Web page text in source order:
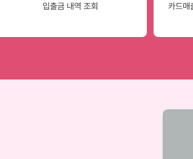
이용안내 영상 보러가기